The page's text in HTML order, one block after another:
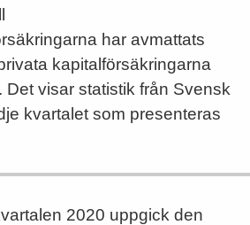
har avmattats
kapitalförsäkringarna
Det visar statistik från Svensk
kvartalet som presenteras
2020 uppgick den